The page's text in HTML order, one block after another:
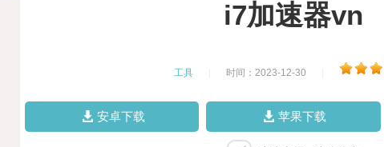
i7加速器vn
工具 时间：2023-12-30
安卓下载 苹果下载